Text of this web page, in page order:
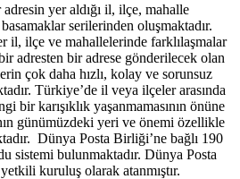
yer aldığı il, ilçe, mahalle
serilerinden oluşmaktadır.
il, ilçe ve mahallelerinde farklılaşmalar
adresten bir adrese gönderilecek olan
çok daha hızlı, kolay ve sorunsuz
Türkiye’de il veya ilçeler arasında
bir karışıklık yaşanmamasının önüne
günümüzdeki yeri ve önemi özellikle
Dünya Posta Birliği’ne bağlı 190
sistemi bulunmaktadır. Dünya Posta
kuruluş olarak atanmıştır.